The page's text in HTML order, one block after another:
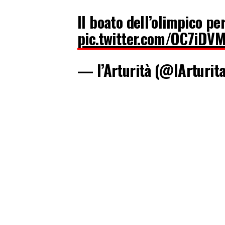
Il boato dell’olimpico
pic.twitter.com/
— l’Arturità